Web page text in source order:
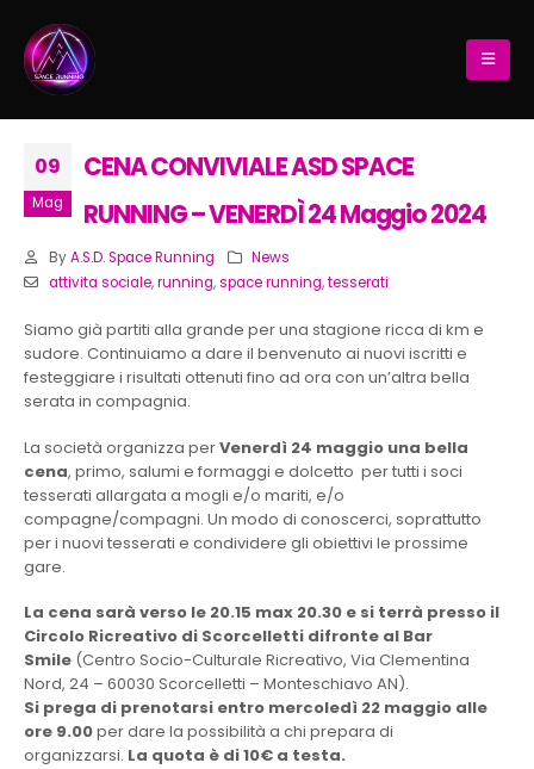
09
Mag
CENA CONVIVIALE ASD SPACE
RUNNING – VENERDÌ 24 Maggio 2024
By A.S.D. Space Running
News
attivita sociale,running,space running,tesserati
Siamo già partiti alla grande per una stagione ricca di km e
sudore. Continuiamo a dare il benvenuto ai nuovi iscritti e
festeggiare i risultati ottenuti fino ad ora con un’altra bella
serata in compagnia.
La società organizza perVenerdì 24 maggio una bella
cena, primo, salumi e formaggi e dolcetto per tutti i soci
tesserati allargata a mogli e/o mariti, e/o
compagne/compagni. Un modo di conoscerci, soprattutto
per i nuovi tesserati e condividere gli obiettivi le prossime
gare.
La cena sarà verso le 20.15 max 20.30 e si terrà presso il
Circolo Ricreativo di Scorcelletti difronte al Bar
Smile (Centro Socio-Culturale Ricreativo, Via Clementina
Nord, 24 – 60030 Scorcelletti – Monteschiavo AN).
Si prega di prenotarsi entro mercoledì 22 maggio alle
ore 9.00per dare la possibilità a chi prepara di
organizzarsi. La quota è di 10€ a testa.